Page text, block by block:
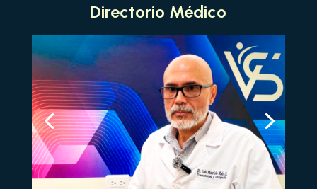
Directorio Médico